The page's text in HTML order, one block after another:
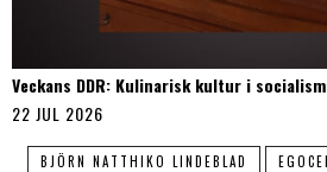
Veckans DDR: Kulinarisk kultur i
22 JUL 2026
BJÖRN NATTHIKO LINDEBLAD